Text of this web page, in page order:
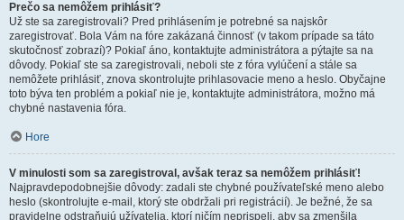
Prečo sa nemôžem prihlásiť?
Už ste sa zaregistrovali? Pred prihlásením je potrebné sa najskôr
zaregistrovať. Bola Vám na fóre zakázaná činnosť (v takom prípade sa táto
skutočnosť zobrazí)? Pokiaľ áno, kontaktujte administrátora a pýtajte sa na
dôvody. Pokiaľ ste sa zaregistrovali, neboli ste z fóra vylúčení a stále sa
nemôžete prihlásiť, znova skontrolujte prihlasovacie meno a heslo. Obyčajne
toto býva ten problém a pokiaľ nie je, kontaktujte administrátora, možno má
chybné nastavenia fóra.
Hore
V minulosti som sa zaregistroval, avšak teraz sa nemôžem prihlásiť!
Najpravdepodobnejšie dôvody: zadali ste chybné používateľské meno alebo
heslo (skontrolujte e-mail, ktorý ste obdržali pri registrácií). Je bežné, že sa
pravidelne odstraňujú užívatelia, ktorí ničím neprispeli, aby sa zmenšila